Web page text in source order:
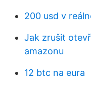
200 usd v
Jak zrušit
amazonu
12 btc na eura